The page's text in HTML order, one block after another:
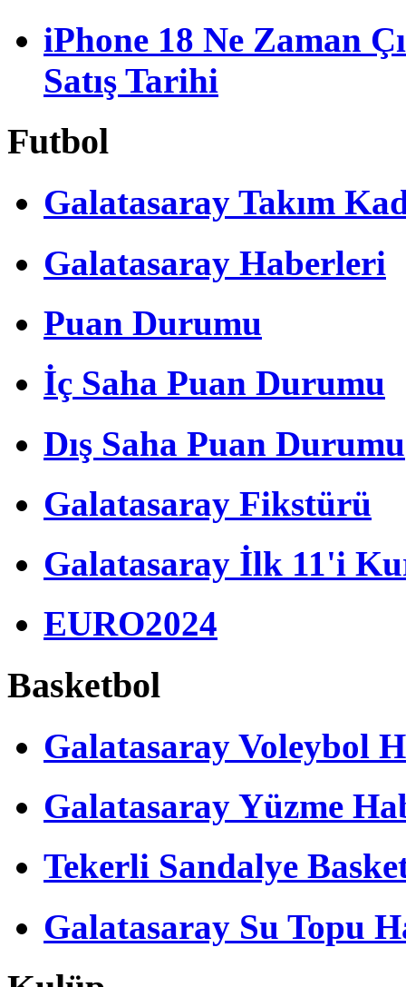
iPhone 18 Ne Zaman
Satış Tarihi
Futbol
Galatasaray Takım
Galatasaray Haberleri
Puan Durumu
İç Saha Puan Durumu
Dış Saha Puan Durumu
Galatasaray Fikstürü
Galatasaray İlk 11'i
EURO2024
Basketbol
Galatasaray Voleybol
Galatasaray Yüzme
Tekerli Sandalye
Galatasaray Su Topu